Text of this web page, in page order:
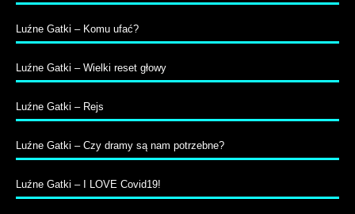
Luźne Gatki – Komu ufać?
Luźne Gatki – Wielki reset głowy
Luźne Gatki – Rejs
Luźne Gatki – Czy dramy są nam potrzebne?
Luźne Gatki – I LOVE Covid19!